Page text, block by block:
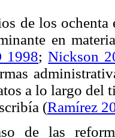
de los
en
1998;Nickson
a lo largo del
(Ramírez
de las